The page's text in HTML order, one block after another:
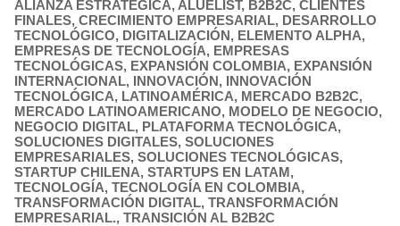
ALIANZA ESTRATÉGICA, ALUELIST, B2B2C, CLIENTES
FINALES, CRECIMIENTO EMPRESARIAL, DESARROLLO
TECNOLÓGICO, DIGITALIZACIÓN, ELEMENTO ALPHA,
EMPRESAS DE TECNOLOGÍA, EMPRESAS
TECNOLÓGICAS, EXPANSIÓN COLOMBIA, EXPANSIÓN
INTERNACIONAL, INNOVACIÓN, INNOVACIÓN
TECNOLÓGICA, LATINOAMÉRICA, MERCADO B2B2C,
MERCADO LATINOAMERICANO, MODELO DE NEGOCIO,
NEGOCIO DIGITAL, PLATAFORMA TECNOLÓGICA,
SOLUCIONES DIGITALES, SOLUCIONES
EMPRESARIALES, SOLUCIONES TECNOLÓGICAS,
STARTUP CHILENA, STARTUPS EN LATAM,
TECNOLOGÍA, TECNOLOGÍA EN COLOMBIA,
TRANSFORMACIÓN DIGITAL, TRANSFORMACIÓN
EMPRESARIAL., TRANSICIÓN AL B2B2C